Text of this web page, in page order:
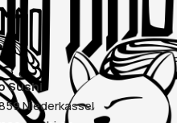
Sushi
Niederkassel